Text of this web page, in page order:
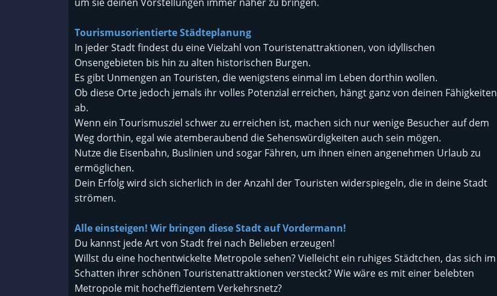
Tourismusorientierte Städteplanung
In jeder Stadt findest du eine Vielzahl von Touristenattraktionen, von idyllischen
Onsengebieten bis hin zu alten historischen Burgen.
Es gibt Unmengen an Touristen, die wenigstens einmal im Leben dorthin wollen.
Ob diese Orte jedoch jemals ihr volles Potenzial erreichen, hängt ganz von deinen Fähigkeiten
ab.
Wenn ein Tourismusziel schwer zu erreichen ist, machen sich nur wenige Besucher auf dem
Weg dorthin, egal wie atemberaubend die Sehenswürdigkeiten auch sein mögen.
Nutze die Eisenbahn, Buslinien und sogar Fähren, um ihnen einen angenehmen Urlaub zu
ermöglichen.
Dein Erfolg wird sich sicherlich in der Anzahl der Touristen widerspiegeln, die in deine Stadt
strömen.
Alle einsteigen! Wir bringen diese Stadt auf Vordermann!
Du kannst jede Art von Stadt frei nach Belieben erzeugen!
Willst du eine hochentwickelte Metropole sehen? Vielleicht ein ruhiges Städtchen, das sich im
Schatten ihrer schönen Touristenattraktionen versteckt? Wie wäre es mit einer belebten
Metropole mit hocheffizientem Verkehrsnetz?